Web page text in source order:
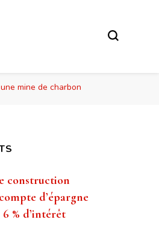
mine de charbon
construction
d’épargne
% d’intérêt